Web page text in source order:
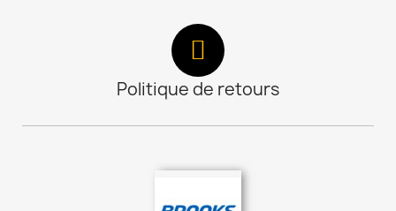
Politique de retours